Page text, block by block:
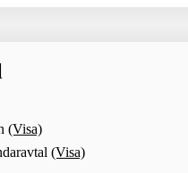
(Visa)
(Visa)